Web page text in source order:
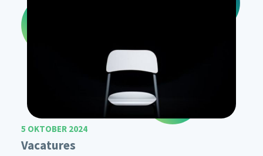
5 OKTOBER 2024
Vacatures